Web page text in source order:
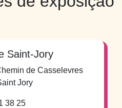
Saint-Jory
de Casselevres
Jory
38 25